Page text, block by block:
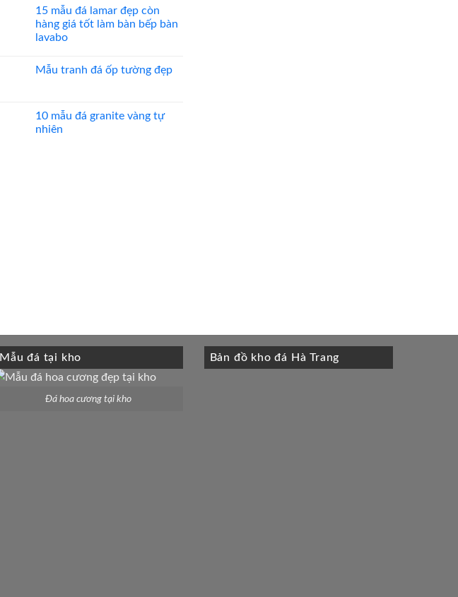
đá
hoa
cương
20
ốp
đá
bình
luận
ở
Bảng
hoa
cương
tự
nhiên
đẹp
15 mẫu đá lamar đẹp còn
hàng giá tốt làm bàn bếp bàn
lavabo
bình
đá
lamar
đẹp
Mẫu tranh đá ốp tường đẹp
luận
ở
Mẫu
10 mẫu đá granite vàng tự
nhiên
Mẫu đá tại kho
Đá hoa cương tại kho
Bản đồ kho đá Hà Trang